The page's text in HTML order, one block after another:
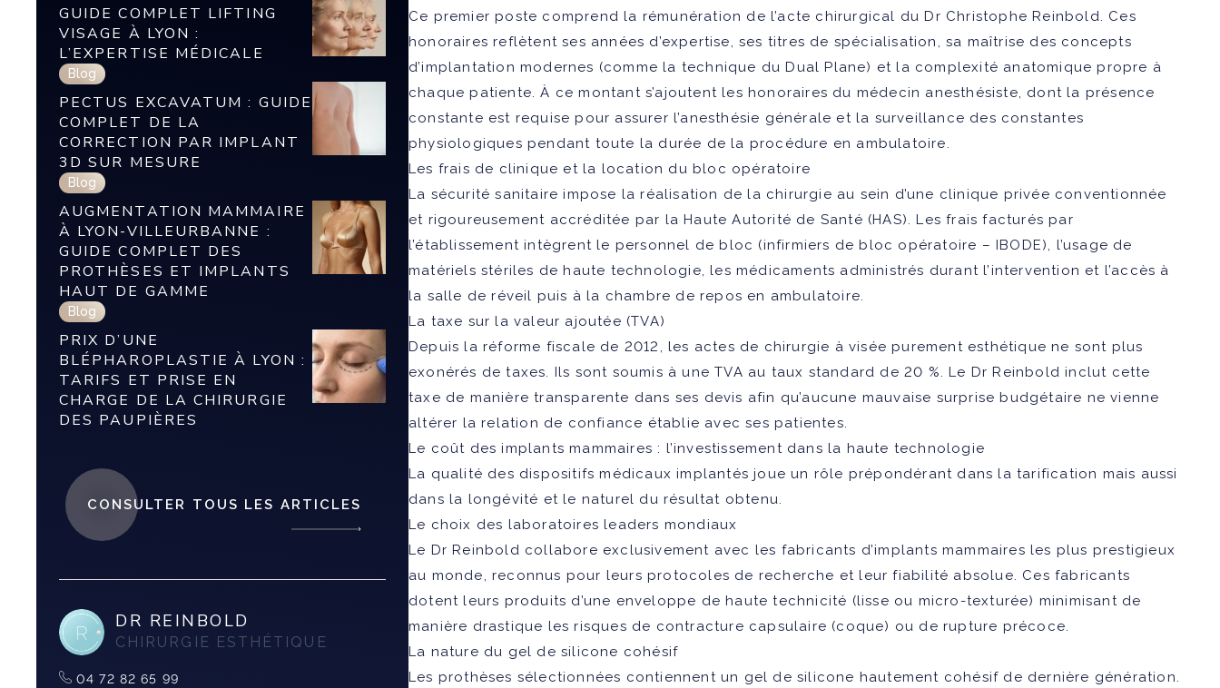
GUIDE COMPLET LIFTING
VISAGE À LYON :
L’EXPERTISE MÉDICALE
Blog
PECTUS EXCAVATUM : GUIDE
COMPLET DE LA
CORRECTION PAR IMPLANT
3D SUR MESURE
Blog
AUGMENTATION MAMMAIRE
À LYON-VILLEURBANNE :
GUIDE COMPLET DES
PROTHÈSES ET IMPLANTS
HAUT DE GAMME
Blog
PRIX D’UNE
BLÉPHAROPLASTIE À LYON :
TARIFS ET PRISE EN
CHARGE DE LA CHIRURGIE
DES PAUPIÈRES
CONSULTER TOUS LES ARTICLES
DR REINBOLD
CHIRURGIE ESTHÉTIQUE
04 72 82 65 99
Ce premier poste comprend la rémunération de l’acte chirurgical du Dr Christophe Reinbold. Ces
honoraires reflètent ses années d’expertise, ses titres de spécialisation, sa maîtrise des concepts
d’implantation modernes (comme la technique duDual Plane) et la complexité anatomique propre à
chaque patiente. À ce montant s’ajoutent les honoraires du médecin anesthésiste, dont la présence
constante est requise pour assurer l’anesthésie générale et la surveillance des constantes
physiologiques pendant toute la durée de la procédure en ambulatoire.
Les frais de clinique et la location du bloc opératoire
La sécurité sanitaire impose la réalisation de la chirurgie au sein d’une clinique privée conventionnée
et rigoureusement accréditée par la Haute Autorité de Santé (HAS). Les frais facturés par
l’établissement intègrent le personnel de bloc (infirmiers de bloc opératoire – IBODE), l’usage de
matériels stériles de haute technologie, les médicaments administrés durant l’intervention et l’accès à
la salle de réveil puis à la chambre de repos en ambulatoire.
La taxe sur la valeur ajoutée (TVA)
Depuis la réforme fiscale de 2012, les actes de chirurgie à visée purement esthétique ne sont plus
exonérés de taxes. Ils sont soumis à une TVA au taux standard de20 %. Le Dr Reinbold inclut cette
taxe de manière transparente dans ses devis afin qu’aucune mauvaise surprise budgétaire ne vienne
altérer la relation de confiance établie avec ses patientes.
Le coût des implants mammaires : l’investissement dans la haute technologie
La qualité des dispositifs médicaux implantés joue un rôle prépondérant dans la tarification mais aussi
dans la longévité et le naturel du résultat obtenu.
Le choix des laboratoires leaders mondiaux
Le Dr Reinbold collabore exclusivement avec les fabricants d’implants mammaires les plus prestigieux
au monde, reconnus pour leurs protocoles de recherche et leur fiabilité absolue. Ces fabricants
dotent leurs produits d’une enveloppe de haute technicité (lisse ou micro-texturée) minimisant de
manière drastique les risques de contracture capsulaire (coque) ou de rupture précoce.
La nature du gel de silicone cohésif
Les prothèses sélectionnées contiennent un gel de silicone hautement cohésif de dernière génération.